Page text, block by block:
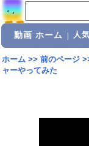
動画 ホーム 人
ホーム>> 前のページ
ャーやってみた